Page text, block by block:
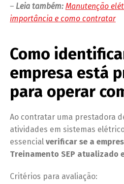
– Leia também: Manutenção
importância e como contratar
Como
empresa está
para operar
Ao contratar uma prestadora
atividades em sistemas
essencial verificar se a
Treinamento SEP atualizado
Critérios para avaliação: